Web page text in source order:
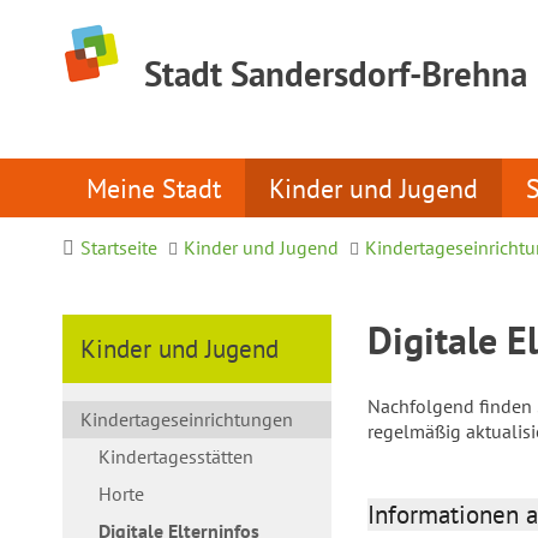
Stadt Sandersdorf-Brehna
Meine Stadt Kinder und Jugend
Startseite Kinder und Jugend
Kinder und Jugend
Kindertageseinrichtungen
Kindertagesstätten
Horte
Digitale Elterninfos
Digitale
Nachfolgend finden
regelmäßig
Informationen